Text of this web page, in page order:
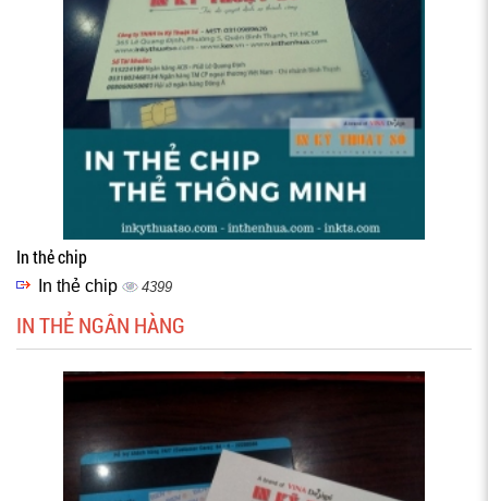
In thẻ chip
In thẻ chip 4399
IN THẺ NGÂN HÀNG